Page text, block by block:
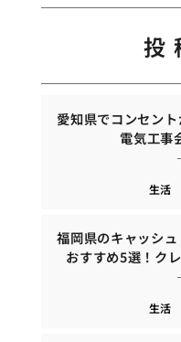
投
愛知県でコンセン
電気工事
生活
福岡県のキャッシ
おすすめ5選！ク
生活